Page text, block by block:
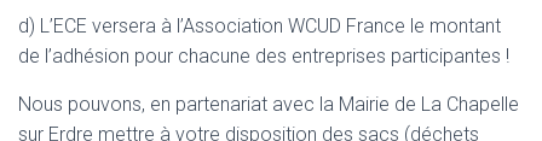
d) L’ECE versera à l’Association WCUD France le montant
de l’adhésion pour chacune des entreprises participantes !
Nous pouvons, en partenariat avec la Mairie de La Chapelle
sur Erdre mettre à votre disposition des sacs (déchets